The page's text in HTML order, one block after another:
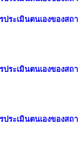
ประเมินตนเองของส
ประเมินตนเองของสถ
ประเมินตนเองของสถ